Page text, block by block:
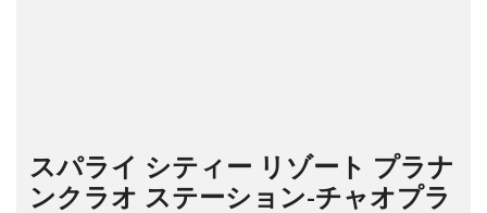
スパライ シティー リゾート プラナ
ンクラオ ステーション-チャオプラ